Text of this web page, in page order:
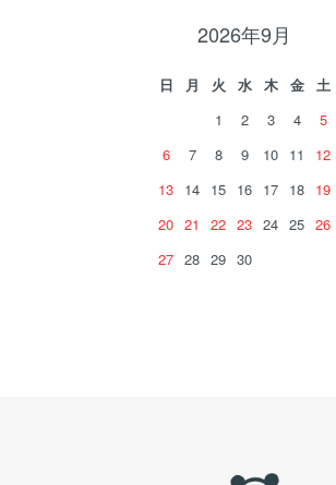
2026年9月
日 月 火 水 木 金
土
1
2 3 4
5
6
7 8 9 10 11
12
13 14 15 16 17 18 19
20 21 22 23 24 25 26
27 28 29 30